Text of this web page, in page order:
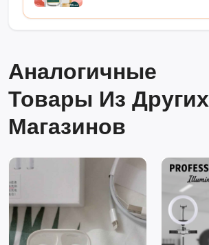
Аналогичные
Товары Из Других
Магазинов